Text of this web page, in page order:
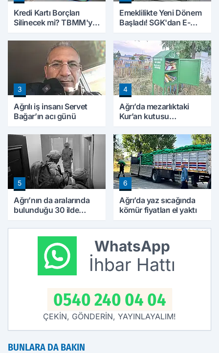
Kredi Kartı Borçları
Silinecek mi? TBMM'ye
Ayrıntıları Belli Oldu
Emeklilikte Yeni Dönem
Başladı! SGK'dan E-
3
Ağrılı iş insanı Servet
Bağar’ın acı günü
4
Ağrı’da mezarlıktaki
Kur’an kutusu
ilgi görüyor
5
Ağrı’nın da aralarında
bulunduğu 30 ilde
şüpheli yakalandı
6
Ağrı’da yaz sıcağında
kömür fiyatları el yaktı
WhatsApp
İhbar Hattı
0540 240 04 04
ÇEKİN, GÖNDERİN, YAYINLAYALIM!
BUNLARA DA BAKIN